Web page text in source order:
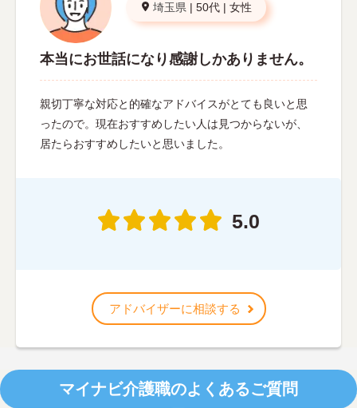
埼玉県 | 50代 | 女性
本当にお世話になり感謝しかありません。
親切丁寧な対応と的確なアドバイスがとても良いと思
ったので。現在おすすめしたい人は見つからないが、
居たらおすすめしたいと思いました。
5.0
アドバイザーに相談する
マイナビ介護職のよくあるご質問